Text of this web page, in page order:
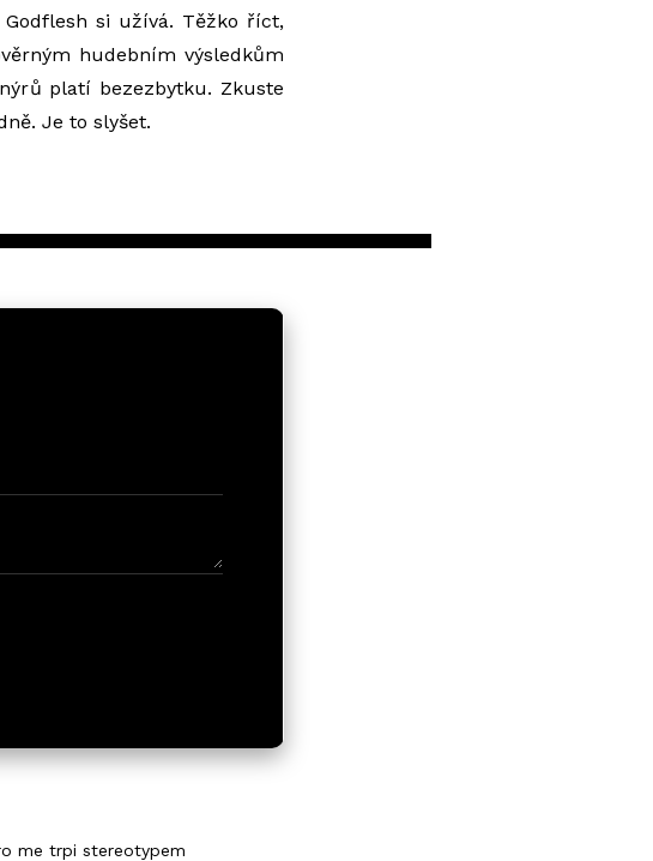
si užívá. Těžko říct,
hudebním výsledkům
platí bezezbytku. Zkuste
Je to slyšet.
me trpi stereotypem